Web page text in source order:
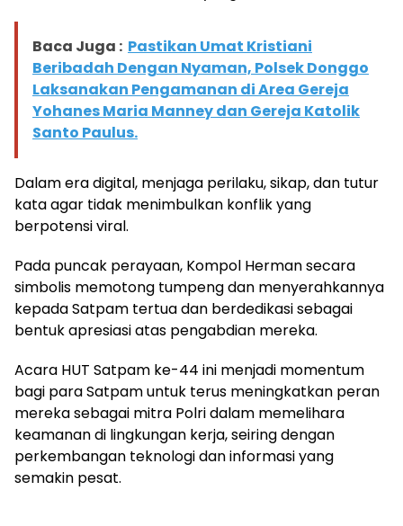
Baca Juga : Pastikan Umat Kristiani
Beribadah Dengan Nyaman, Polsek Donggo
Laksanakan Pengamanan di Area Gereja
Yohanes Maria Manney dan Gereja Katolik
Santo Paulus.
Dalam era digital, menjaga perilaku, sikap, dan tutur
kata agar tidak menimbulkan konflik yang
berpotensi viral.
Pada puncak perayaan, Kompol Herman secara
simbolis memotong tumpeng dan menyerahkannya
kepada Satpam tertua dan berdedikasi sebagai
bentuk apresiasi atas pengabdian mereka.
Acara HUT Satpam ke-44 ini menjadi momentum
bagi para Satpam untuk terus meningkatkan peran
mereka sebagai mitra Polri dalam memelihara
keamanan di lingkungan kerja, seiring dengan
perkembangan teknologi dan informasi yang
semakin pesat.